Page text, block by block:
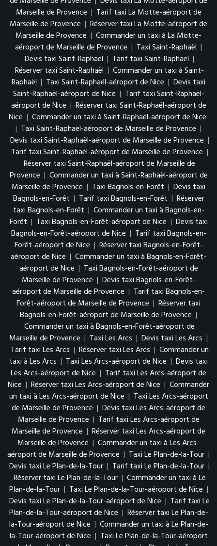
Marseille de Provence | Tarif taxi La Motte-aéroport de
Marseille de Provence | Réserver taxi La Motte-aéroport de
Marseille de Provence | Commander un taxi à La Motte-
aéroport de Marseille de Provence | Taxi Saint-Raphaël |
Devis taxi Saint-Raphaël | Tarif taxi Saint-Raphaël |
Réserver taxi Saint-Raphaël | Commander un taxi à Saint-
Raphaël | Taxi Saint-Raphaël-aéroport de Nice | Devis taxi
Saint-Raphaël-aéroport de Nice | Tarif taxi Saint-Raphaël-
aéroport de Nice | Réserver taxi Saint-Raphaël-aéroport de
Nice | Commander un taxi à Saint-Raphaël-aéroport de Nice
| Taxi Saint-Raphaël-aéroport de Marseille de Provence |
Devis taxi Saint-Raphaël-aéroport de Marseille de Provence |
Tarif taxi Saint-Raphaël-aéroport de Marseille de Provence |
Réserver taxi Saint-Raphaël-aéroport de Marseille de
Provence | Commander un taxi à Saint-Raphaël-aéroport de
Marseille de Provence | Taxi Bagnols-en-Forêt | Devis taxi
Bagnols-en-Forêt | Tarif taxi Bagnols-en-Forêt | Réserver
taxi Bagnols-en-Forêt | Commander un taxi à Bagnols-en-
Forêt | Taxi Bagnols-en-Forêt-aéroport de Nice | Devis taxi
Bagnols-en-Forêt-aéroport de Nice | Tarif taxi Bagnols-en-
Forêt-aéroport de Nice | Réserver taxi Bagnols-en-Forêt-
aéroport de Nice | Commander un taxi à Bagnols-en-Forêt-
aéroport de Nice | Taxi Bagnols-en-Forêt-aéroport de
Marseille de Provence | Devis taxi Bagnols-en-Forêt-
aéroport de Marseille de Provence | Tarif taxi Bagnols-en-
Forêt-aéroport de Marseille de Provence | Réserver taxi
Bagnols-en-Forêt-aéroport de Marseille de Provence |
Commander un taxi à Bagnols-en-Forêt-aéroport de
Marseille de Provence | Taxi Les Arcs | Devis taxi Les Arcs |
Tarif taxi Les Arcs | Réserver taxi Les Arcs | Commander un
taxi à Les Arcs | Taxi Les Arcs-aéroport de Nice | Devis taxi
Les Arcs-aéroport de Nice | Tarif taxi Les Arcs-aéroport de
Nice | Réserver taxi Les Arcs-aéroport de Nice | Commander
un taxi à Les Arcs-aéroport de Nice | Taxi Les Arcs-aéroport
de Marseille de Provence | Devis taxi Les Arcs-aéroport de
Marseille de Provence | Tarif taxi Les Arcs-aéroport de
Marseille de Provence | Réserver taxi Les Arcs-aéroport de
Marseille de Provence | Commander un taxi à Les Arcs-
aéroport de Marseille de Provence | Taxi Le Plan-de-la-Tour |
Devis taxi Le Plan-de-la-Tour | Tarif taxi Le Plan-de-la-Tour |
Réserver taxi Le Plan-de-la-Tour | Commander un taxi à Le
Plan-de-la-Tour | Taxi Le Plan-de-la-Tour-aéroport de Nice |
Devis taxi Le Plan-de-la-Tour-aéroport de Nice | Tarif taxi Le
Plan-de-la-Tour-aéroport de Nice | Réserver taxi Le Plan-de-
la-Tour-aéroport de Nice | Commander un taxi à Le Plan-de-
la-Tour-aéroport de Nice | Taxi Le Plan-de-la-Tour-aéroport